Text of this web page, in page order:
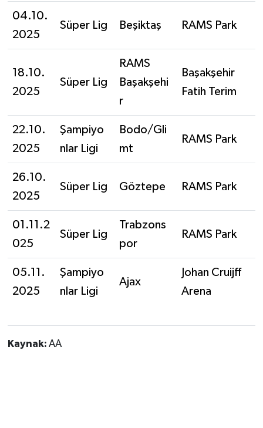
04.10.
2025
Süper Lig Beşiktaş RAMS Park
18.10.
2025
Süper Lig
RAMS
Başakşehi
r
Başakşehir
Fatih Terim
22.10.
2025
Şampiyo
nlar Ligi
Bodo/Gli
mt
RAMS Park
26.10.
2025
Süper Lig Göztepe RAMS Park
01.11.2
025
Süper Lig
Trabzons
por
RAMS Park
05.11.
2025
Şampiyo
nlar Ligi
Ajax
Johan Cruijff
Arena
Kaynak: AA